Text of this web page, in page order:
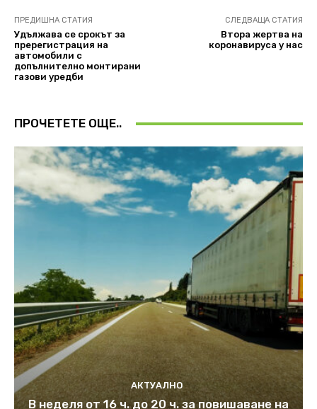
ПРЕДИШНА СТАТИЯ
Удължава се срокът за
пререгистрация на
автомобили с
допълнително монтирани
газови уредби
СЛЕДВАЩА СТАТИЯ
Втора жертва на
коронавируса у нас
ПРОЧЕТЕТЕ ОЩЕ..
АКТУАЛНО
В неделя от 16 ч. до 20 ч. за повишаване на